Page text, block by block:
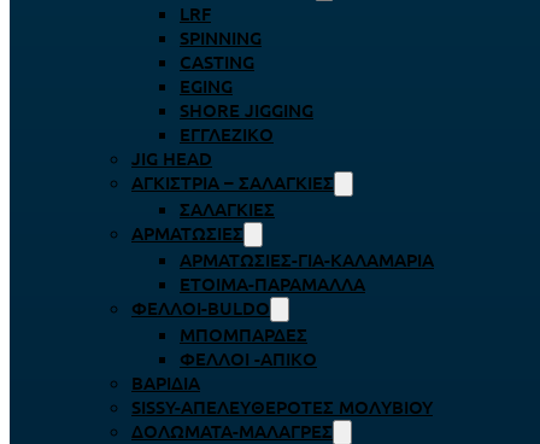
LRF
SPINNING
CASTING
EGING
SHORE JIGGING
ΕΓΓΛΈΖΙΚΟ
JIG HEAD
ΑΓΚΊΣΤΡΙΑ – ΣΑΛΑΓΚΙΈΣ
ΣΑΛΑΓΚΙΈΣ
ΑΡΜΑΤΩΣΙΈΣ
ΑΡΜΑΤΩΣΙΈΣ-ΓΙΑ-ΚΑΛΑΜΆΡΙΑ
ΈΤΟΙΜΑ-ΠΑΡΆΜΑΛΛΑ
ΦΕΛΛΟΊ-BULDO
ΜΠΟΜΠΆΡΔΕΣ
ΦΕΛΛΟΊ -ΑΠΊΚΟ
ΒΑΡΊΔΙΑ
SISSY-ΑΠΕΛΕΥΘΕΡΟΤΈΣ ΜΟΛΥΒΙΟΎ
ΔΟΛΏΜΑΤΑ-ΜΑΛΆΓΡΕΣ